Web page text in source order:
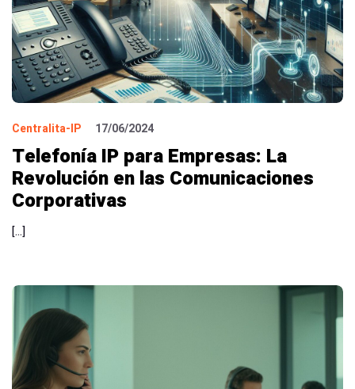
Centralita-IP 17/06/2024
Telefonía IP para Empresas: La
Revolución en las Comunicaciones
Corporativas
[…]